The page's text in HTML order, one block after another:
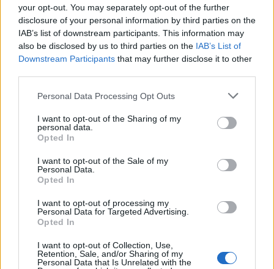
your opt-out. You may separately opt-out of the further
disclosure of your personal information by third parties on the
IAB’s list of downstream participants. This information may
also be disclosed by us to third parties on the IAB’s List of
Downstream Participants that may further disclose it to other
Personal Data Processing Opt Outs
I want to opt-out of the Sharing of my
personal data.
Opted In
I want to opt-out of the Sale of my
Personal Data.
Opted In
I want to opt-out of processing my
Personal Data for Targeted Advertising.
Opted In
I want to opt-out of Collection, Use,
Retention, Sale, and/or Sharing of my
Personal Data that Is Unrelated with the
účastníci soutěže se budou objevovat v rámci hudebních
programů akcí pořádaných městy ve Středočeském kraji
i krajem samotným,
každoročně rovněž finalisté vystupují nejen na pódiích po celé
největší hudební akce v Evropě.
Případné další dotazy zodpoví
Lukáš Fousek, zakladatel a ředitel soutěže Skutečná liga,
Komentáře